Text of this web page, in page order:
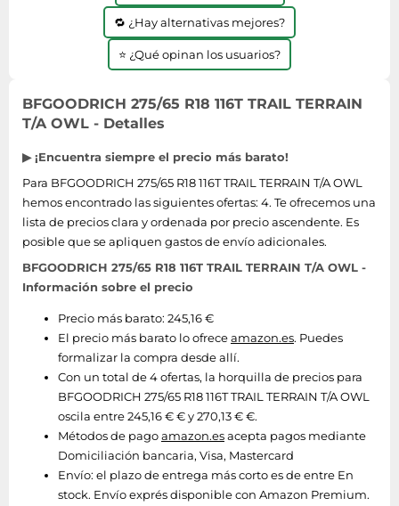
🔁 ¿Hay alternativas mejores?
⭐ ¿Qué opinan los usuarios?
BFGOODRICH 275/65 R18 116T TRAIL TERRAIN
T/A OWL - Detalles
▶ ¡Encuentra siempre el precio más barato!
Para BFGOODRICH 275/65 R18 116T TRAIL TERRAIN T/A OWL
hemos encontrado las siguientes ofertas: 4. Te ofrecemos una
lista de precios clara y ordenada por precio ascendente. Es
posible que se apliquen gastos de envío adicionales.
BFGOODRICH 275/65 R18 116T TRAIL TERRAIN T/A OWL -
Información sobre el precio
Precio más barato: 245,16 €
El precio más barato lo ofreceamazon.es. Puedes
formalizar la compra desde allí.
Con un total de 4 ofertas, la horquilla de precios para
BFGOODRICH 275/65 R18 116T TRAIL TERRAIN T/A OWL
oscila entre 245,16 € € y 270,13 € €.
Métodos de pagoamazon.esacepta pagos mediante
Domiciliación bancaria, Visa, Mastercard
Envío: el plazo de entrega más corto es de entre En
stock. Envío exprés disponible con Amazon Premium.